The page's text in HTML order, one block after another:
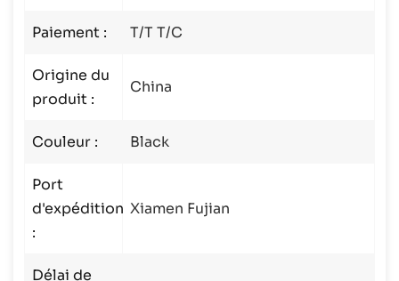
Paiement : T/T T/C
Origine du
produit :
China
Couleur : Black
Port
d'expédition
:
Xiamen Fujian
Délai de